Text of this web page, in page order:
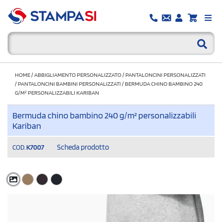
HOME/ABBIGLIAMENTO PERSONALIZZATO/PANTALONCINI PERSONALIZZATI
/PANTALONCINI BAMBINI PERSONALIZZATI /BERMUDA CHINO BAMBINO 240
G/M² PERSONALIZZABILI KARIBAN
Bermuda chino bambino 240 g/m² personalizzabili
Kariban
COD. K7007 Scheda prodotto